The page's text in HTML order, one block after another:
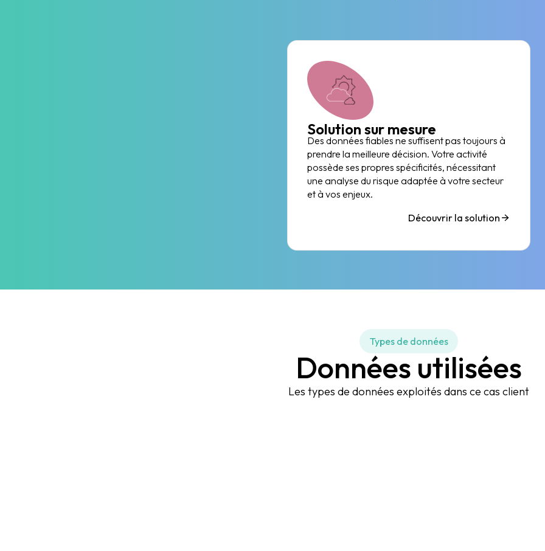
Solution sur mesure
Des données fiables ne suffisent pas toujours à
prendre la meilleure décision. Votre activité
possède ses propres spécificités, nécessitant
une analyse du risque adaptée à votre secteur
et à vos enjeux.
Découvrir la solution
Types de données
Données utilisées
Les types de données exploités dans ce cas client